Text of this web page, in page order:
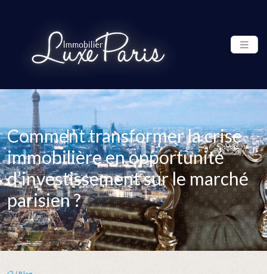
Comment transformer la crise
immobilière en opportunité
d’investissement sur le marché
parisien ?